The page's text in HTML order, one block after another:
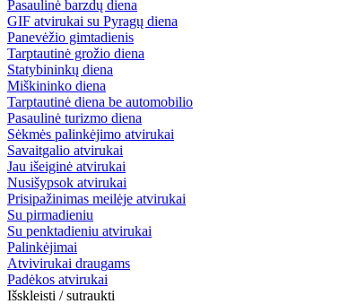
Pasaulinė barzdų diena
GIF atvirukai su Pyragų diena
Panevėžio gimtadienis
Tarptautinė grožio diena
Statybininkų diena
Miškininko diena
Tarptautinė diena be automobilio
Pasaulinė turizmo diena
Sėkmės palinkėjimo atvirukai
Savaitgalio atvirukai
Jau išeiginė atvirukai
Nusišypsok atvirukai
Prisipažinimas meilėje atvirukai
Su pirmadieniu
Su penktadieniu atvirukai
Palinkėjimai
Atvivirukai draugams
Padėkos atvirukai
Išskleisti / sutraukti